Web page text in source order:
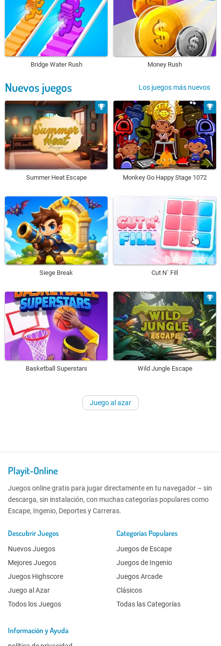
Bridge Water Rush Money Rush
Nuevos juegos Los juegos más nuevos
Summer Heat Escape Monkey Go Happy Stage 1072
Siege Break Cut N´ Fill
Basketball Superstars Wild Jungle Escape
Juego al azar
Playit-Online
Juegos online gratis para jugar directamente en tu navegador – sin
descarga, sin instalación, con muchas categorías populares como
Escape, Ingenio, Deportes y Carreras.
Descubrir Juegos
Nuevos Juegos
Mejores Juegos
Juegos Highscore
Juego al Azar
Todos los Juegos
Categorías Populares
Juegos de Escape
Juegos de Ingenio
Juegos Arcade
Clásicos
Todas las Categorías
Información y Ayuda